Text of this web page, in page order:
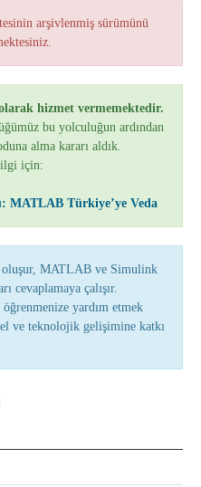
arşivlenmiş sürümünü
hizmet vermemektedir.
bu yolculuğun ardından
alma kararı aldık.
için:
MATLAB Türkiye’ye Veda
MATLAB ve Simulink
cevaplamaya çalışır.
yardım etmek
ve teknolojik gelişimine katkı